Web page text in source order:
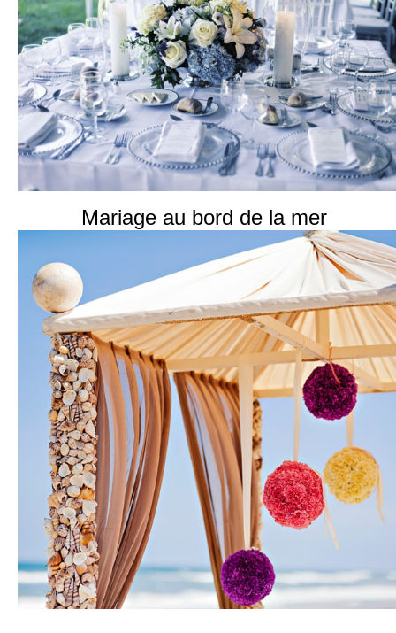
Mariage au bord de la mer